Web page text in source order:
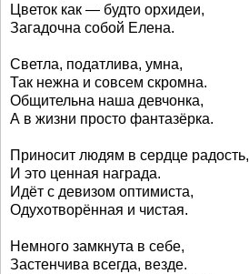
Цветок как — будто орхидеи,
Загадочна собой Елена.
Светла, податлива, умна,
Так нежна и совсем скромна.
Общительна наша девчонка,
А в жизни просто фантазёрка.
Приносит людям в сердце радость,
И это ценная награда.
Идёт с девизом оптимиста,
Одухотворённая и чистая.
Немного замкнута в себе,
Застенчива всегда, везде.